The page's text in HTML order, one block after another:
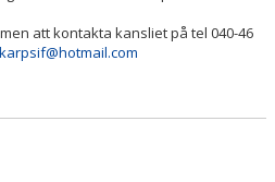
att kontakta kansliet på tel 040-46